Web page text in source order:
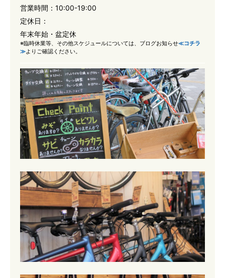
営業時間： 10:00-19:00
定休日：
年末年始・盆定休
※臨時休業等、その他スケジュールについては、ブログお知らせ≪コチラ
≫よりご確認ください。